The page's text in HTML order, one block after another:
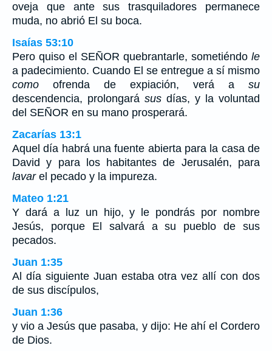
oveja que ante sus trasquiladores permanece
muda, no abrió El su boca.
Isaías 53:10
Pero quiso el SEÑOR quebrantarle, sometiéndo le
a padecimiento. Cuando El se entregue a sí mismo
como ofrenda de expiación, verá a su
descendencia, prolongará sus días, y la voluntad
del SEÑOR en su mano prosperará.
Zacarías 13:1
Aquel día habrá una fuente abierta para la casa de
David y para los habitantes de Jerusalén, para
lavarel pecado y la impureza.
Mateo 1:21
Y dará a luz un hijo, y le pondrás por nombre
Jesús, porque El salvará a su pueblo de sus
pecados.
Juan 1:35
Al día siguiente Juan estaba otra vez allí con dos
de sus discípulos,
Juan 1:36
y vio a Jesús que pasaba, y dijo: He ahí el Cordero
de Dios.